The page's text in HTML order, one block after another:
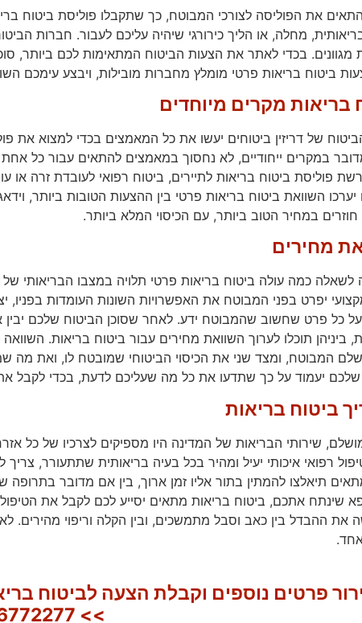
את הפוליסה לצורכי המבוטח, כך שתקבלו פוליסת ביטוח
מחלה, או הליך כירורגי שיהיה עליכם לעבור. חברות
מגוונים. בכדי לאתר את הצעות הביטוח המתאימות לכם ביותר,
ביטוח בריאות פרטי מומלץ מחברות מובילות, ויבצע עימכם
בריאות מקרים מיוחדים
של דריזין ביטוחים יעשו את כל המאמצים בכדי למצוא את
במקרים ייחודיים, לא נחסוך במאמצים להתאים עבור כל
פוליסת ביטוח בריאות לתיירים, ביטוח רפואי לעובדת זרה או
יערכו השוואת ביטוח בריאות פרטי בין ההצעות הטובות ביותר,
במחיר הטוב ביותר, עם הכיסוי המלא ביותר.
מחירים
כמה עולה ביטוח בריאות פרטי תלויה במצבו הבריאותי של
יפרט בפני המבוטח את האפשרויות השונות העומדות
כל פרט שחשוב שהמבוטח ידע. לאחר שסוכן הביטוח שלכם
ביניהן תוכלו לערוך השוואת מחירים עבור ביטוח בריאות.
המבוטח, ומצד שני את הכיסוי הביטוחי שמובטח לו, ואת מה
שלכם יעמוד על כך שתדעו את כל מה שעליכם לדעת, בכדי לקבל
ביטוח בריאות
שירותי הבריאות של המדינה היו מספיקים לצרכיו של כל
רפואי איכותי יעיל ומהיר בכל בעיה בריאותית שתתעורר,
תיאלצו להמתין בתור אליו זמן ארוך, בין אם מדובר
שינתח אתכם, ביטוח בריאות מתאים יסייע לכם לקבל את
את ההבדל בין כאב וסבל מתמשכים, ובין הקלה וריפוי
פרטים נוספים וקבלת הצעה לביטוח
>> 03-6772277